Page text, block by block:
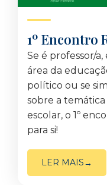
1º Encontro
Se é professor/
área da
político ou se
sobre a
escolar, o 1º
para si!
LER MAIS